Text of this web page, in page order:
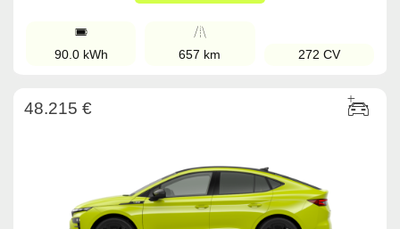
90.0 kWh 657 km 272 CV
48.215 €